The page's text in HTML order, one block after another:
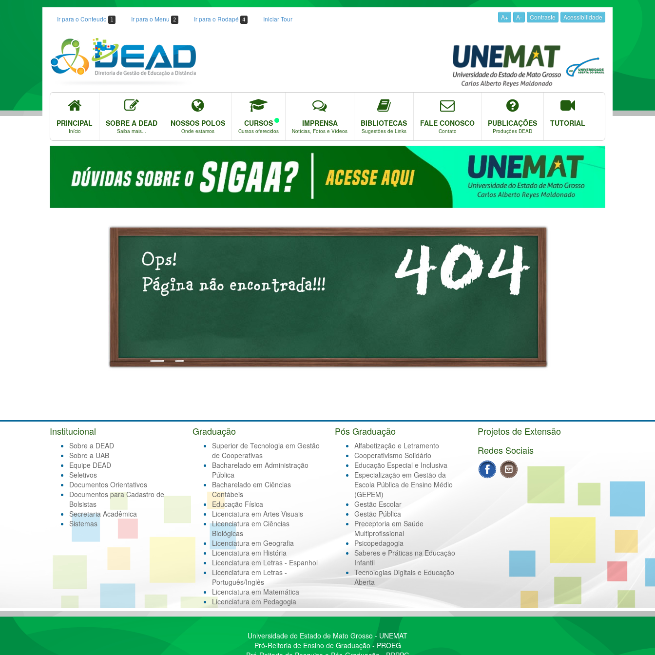
Ir para o Conteudo 1 Ir para o Menu 2 Ir para o Rodapé 4 Iniciar Tour A+ A- Contraste Acessibilidade
PRINCIPAL
Início
SOBRE A DEAD
Saiba mais...
NOSSOS POLOS
Onde estamos
CURSOS
Cursos oferecidos
IMPRENSA
Notícias, Fotos e Vídeos
BIBLIOTECAS
Sugestões de Links
FALE CONOSCO
Contato
PUBLICAÇÕES
Produções DEAD
TUTORIAL
Institucional
Sobre a DEAD
Sobre a UAB
Equipe DEAD
Seletivos
Documentos Orientativos
Documentos para Cadastro de
Bolsistas
Secretaria Acadêmica
Sistemas
Graduação
Superior de Tecnologia em Gestão
de Cooperativas
Bacharelado em Administração
Pública
Bacharelado em Ciências
Contábeis
Educação Física
Licenciatura em Artes Visuais
Licenciatura em Ciências
Biológicas
Licenciatura em Geografia
Licenciatura em História
Licenciatura em Letras - Espanhol
Licenciatura em Letras -
Português/Inglês
Licenciatura em Matemática
Licenciatura em Pedagogia
Pós Graduação
Alfabetização e Letramento
Cooperativismo Solidário
Educação Especial e Inclusiva
Especialização em Gestão da
Escola Pública de Ensino Médio
(GEPEM)
Gestão Escolar
Gestão Pública
Preceptoria em Saúde
Multiprofissional
Psicopedagogia
Saberes e Práticas na Educação
Infantil
Tecnologias Digitais e Educação
Aberta
Projetos de Extensão
Redes Sociais
Universidade do Estado de Mato Grosso - UNEMAT
Pró-Reitoria de Ensino de Graduação - PROEG